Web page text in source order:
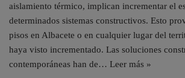
aislamiento térmico, implican incrementar el
determinados sistemas constructivos. Esto
pisos en Albacete o en cualquier lugar del
haya visto incrementado. Las soluciones
contemporáneas han de… Leer más »